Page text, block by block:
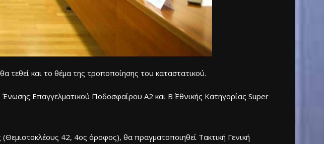
και το θέμα της τροποποίησης του καταστατικού.
Επαγγελματικού Ποδοσφαίρου Α2 και Β΄ Εθνικής Κατηγορίας Super
42, 4ος όροφος), θα πραγματοποιηθεί Τακτική Γενική